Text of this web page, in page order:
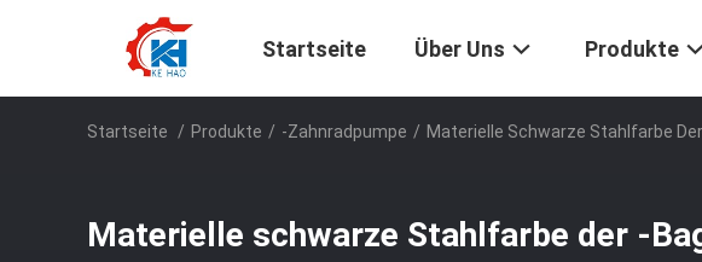
Startseite Über Uns Produkte
Startseite / Produkte / -Zahnradpumpe / Materielle Schwarze Stahlfarbe
Materielle schwarze Stahlfarbe der -